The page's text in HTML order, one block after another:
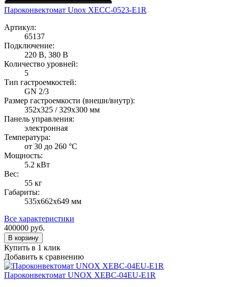
Пароконвектомат Unox XECC-0523-E1R
Артикул:
65137
Подключение:
220 В, 380 В
Количество уровней:
5
Тип гастроемкостей:
GN 2/3
Размер гастроемкости (внешн/внутр):
352x325 / 329x300 мм
Панель управления:
электронная
Температура:
от 30 до 260 °С
Мощность:
5.2 кВт
Вес:
55 кг
Габариты:
535х662х649 мм
Все характеристики
400000 руб.
В корзину
Купить в 1 клик
Добавить к сравнению
Пароконвектомат UNOX XEBC-04EU-E1R